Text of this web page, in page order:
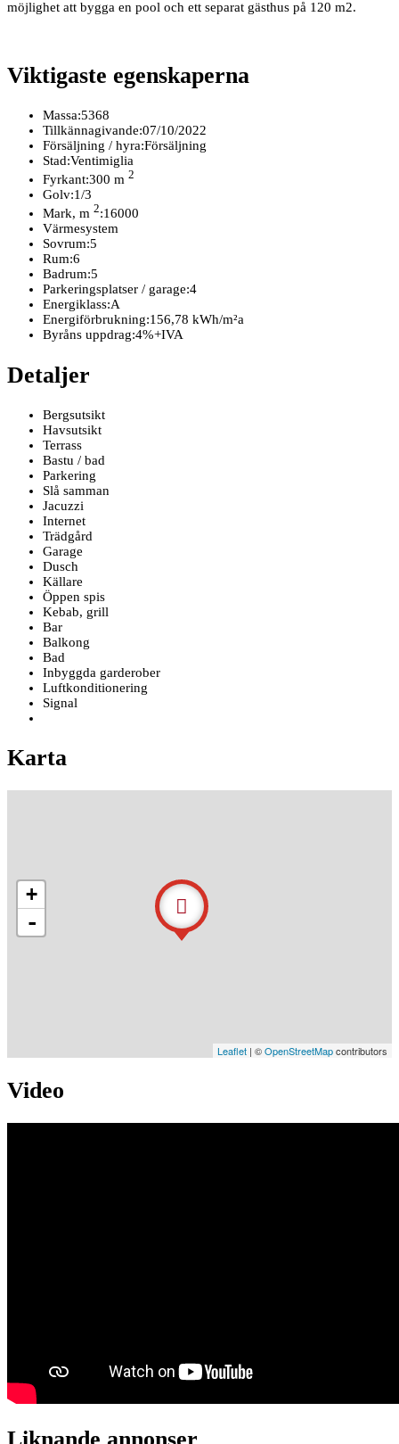
möjlighet att bygga en pool och ett separat gästhus på 120 m2.
Viktigaste egenskaperna
Massa:5368
Tillkännagivande:07/10/2022
Försäljning / hyra:Försäljning
Stad:Ventimiglia
Fyrkant:300 m 2
Golv:1/3
Mark, m 2:16000
Värmesystem
Sovrum:5
Rum:6
Badrum:5
Parkeringsplatser / garage:4
Energiklass:A
Energiförbrukning:156,78 kWh/m²a
Byråns uppdrag:4%+IVA
Detaljer
Bergsutsikt
Havsutsikt
Terrass
Bastu / bad
Parkering
Slå samman
Jacuzzi
Internet
Trädgård
Garage
Dusch
Källare
Öppen spis
Kebab, grill
Bar
Balkong
Bad
Inbyggda garderober
Luftkonditionering
Signal
Karta
+
-
Leaflet | ©OpenStreetMapcontributors
Video